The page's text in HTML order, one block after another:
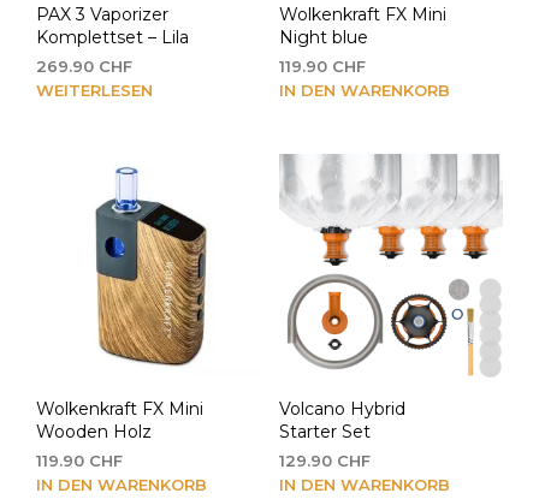
PAX 3 Vaporizer
Komplettset – Lila
269.90 CHF
WEITERLESEN
Wolkenkraft FX Mini
Night blue
119.90 CHF
IN DEN WARENKORB
Wolkenkraft FX Mini
Wooden Holz
119.90 CHF
IN DEN WARENKORB
Volcano Hybrid
Starter Set
129.90 CHF
IN DEN WARENKORB